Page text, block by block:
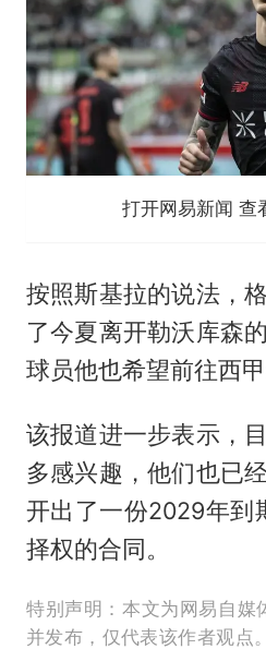
打开网易新闻 查
按照斯基拉的说法，
了今夏离开勒沃库森
球员他也希望前往西
该报道进一步表示，
多感兴趣，他们也已
开出了一份2029年到
择权的合同。
特别声明：本文为网易自媒
并发布，仅代表该作者观点